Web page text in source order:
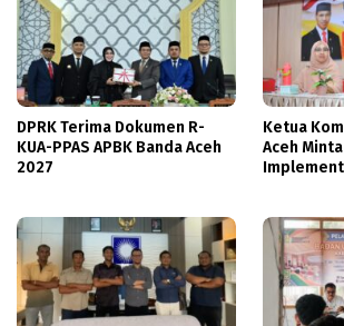
DPRK Terima Dokumen R-
KUA-PPAS APBK Banda Aceh
2027
Ketua
Aceh